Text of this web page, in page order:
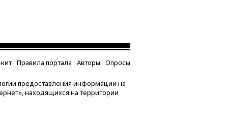
Правила портала Авторы Опросы
предоставления информации на
находящихся на территории